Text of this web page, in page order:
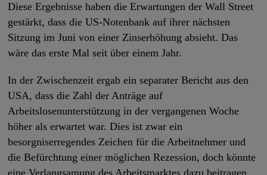
Diese Ergebnisse haben die Erwartungen der Wall Street
gestärkt, dass die US-Notenbank auf ihrer nächsten
Sitzung im Juni von einer Zinserhöhung absieht. Das
wäre das erste Mal seit über einem Jahr.
In der Zwischenzeit ergab ein separater Bericht aus den
USA, dass die Zahl der Anträge auf
Arbeitslosenunterstützung in der vergangenen Woche
höher als erwartet war. Dies ist zwar ein
besorgniserregendes Zeichen für die Arbeitnehmer und
die Befürchtung einer möglichen Rezession, doch könnte